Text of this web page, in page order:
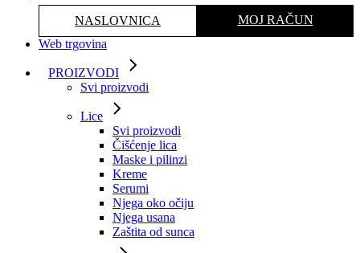
NASLOVNICA
MOJ RAČUN
Web trgovina
PROIZVODI
Svi proizvodi
Lice
Svi proizvodi
Čišćenje lica
Maske i pilinzi
Kreme
Serumi
Njega oko očiju
Njega usana
Zaštita od sunca